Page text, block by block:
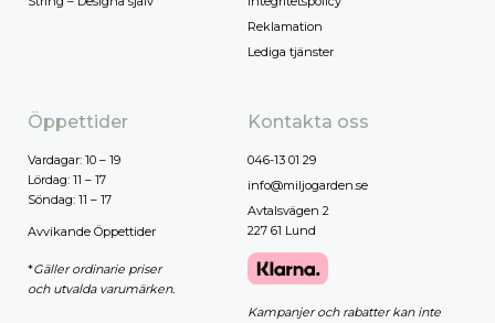
Reklamation
Lediga tjänster
Öppettider
Vardagar: 10 – 19
Lördag: 11 – 17
Söndag: 11 – 17
Avvikande Öppettider
*Gäller ordinarie priser
och utvalda varumärken.
Kontakta oss
046-13 01 29
info@miljogarden.se
Avtalsvägen 2
227 61 Lund
Kampanjer och rabatter kan inte